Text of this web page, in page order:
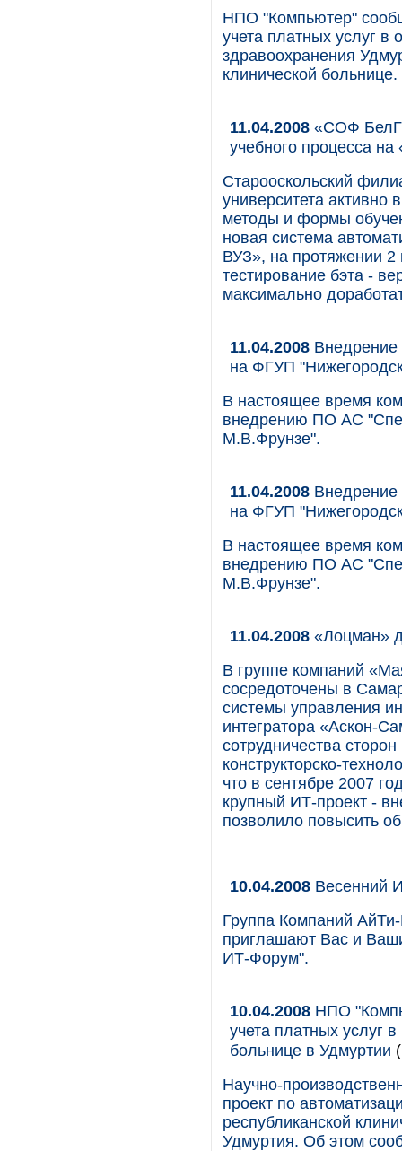
НПО "Компьютер"
учета платных услуг в
здравоохранения
клинической больнице.
11.04.2008 «СОФ
учебного процесса
Старооскольский
университета активно
методы и формы
новая система
ВУЗ», на протяжении 2
тестирование бэта -
максимально
11.04.2008
на ФГУП
В настоящее время
внедрению ПО АС
М.В.Фрунзе".
11.04.2008
на ФГУП
В настоящее время
внедрению ПО АС
М.В.Фрунзе".
11.04.2008 «Лоцман»
В группе компаний
сосредоточены в
системы управления
интегратора «Аскон-
сотрудничества
конструкторско-
что в сентябре 2007
крупный ИТ-проект -
позволило повысить
10.04.2008 Весенний
Группа Компаний
приглашают Вас и
ИТ-Форум".
10.04.2008 НПО
учета платных услуг
больнице в Удмуртии
Научно-
проект по
республиканской
Удмуртия. Об этом